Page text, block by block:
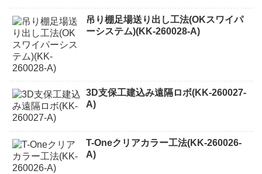
吊り棚足場送り出し工法(OKスワイパ
ーシステム)(KK-260028-A)
3D支保工建込み遠隔ロボ(KK-260027-
A)
T-Oneクリアカラー工法(KK-260026-
A)